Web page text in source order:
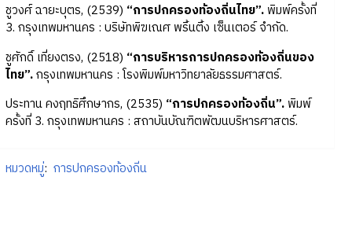
ชูวงศ์ ฉายะบุตร, (2539) “การปกครองท้องถิ่นไทย”.พิมพ์ครั้งที่
3. กรุงเทพมหานคร : บริษัทพิฆเณศ พริ้นติ้ง เซ็นเตอร์ จำกัด.
ชูศักดิ์ เที่ยงตรง, (2518) “การบริหารการปกครองท้องถิ่นของ
ไทย”.กรุงเทพมหานคร : โรงพิมพ์มหาวิทยาลัยธรรมศาสตร์.
ประทาน คงฤทธิศึกษากร, (2535) “การปกครองท้องถิ่น”.พิมพ์
ครั้งที่ 3. กรุงเทพมหานคร : สถาบันบัณฑิตพัฒนบริหารศาสตร์.
หมวดหมู่: การปกครองท้องถิ่น